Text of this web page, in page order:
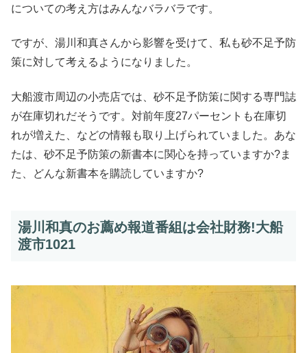
についての考え方はみんなバラバラです。
ですが、湯川和真さんから影響を受けて、私も砂不足予防
策に対して考えるようになりました。
大船渡市周辺の小売店では、砂不足予防策に関する専門誌
が在庫切れだそうです。対前年度27パーセントも在庫切
れが増えた、などの情報も取り上げられていました。あな
たは、砂不足予防策の新書本に関心を持っていますか?ま
た、どんな新書本を購読していますか?
湯川和真のお薦め報道番組は会社財務!大船
渡市1021